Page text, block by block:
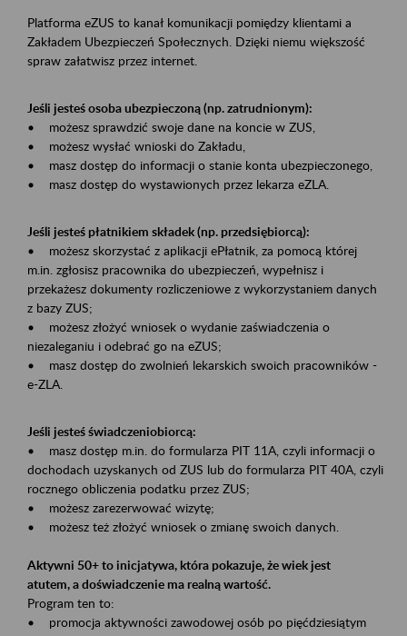
Platforma eZUS to kanał komunikacji pomiędzy klientami a
Zakładem Ubezpieczeń Społecznych. Dzięki niemu większość
spraw załatwisz przez internet.
Jeśli jesteś osoba ubezpieczoną (np. zatrudnionym):
• możesz sprawdzić swoje dane na koncie w ZUS,
• możesz wysłać wnioski do Zakładu,
• masz dostęp do informacji o stanie konta ubezpieczonego,
• masz dostęp do wystawionych przez lekarza eZLA.
Jeśli jesteś płatnikiem składek (np. przedsiębiorcą):
• możesz skorzystać z aplikacji ePłatnik, za pomocą której
m.in. zgłosisz pracownika do ubezpieczeń, wypełnisz i
przekażesz dokumenty rozliczeniowe z wykorzystaniem danych
z bazy ZUS;
• możesz złożyć wniosek o wydanie zaświadczenia o
niezaleganiu i odebrać go na eZUS;
• masz dostęp do zwolnień lekarskich swoich pracowników -
e-ZLA.
Jeśli jesteś świadczeniobiorcą:
• masz dostęp m.in. do formularza PIT 11A, czyli informacji o
dochodach uzyskanych od ZUS lub do formularza PIT 40A, czyli
rocznego obliczenia podatku przez ZUS;
• możesz zarezerwować wizytę;
• możesz też złożyć wniosek o zmianę swoich danych.
Aktywni 50+ to inicjatywa, która pokazuje, że wiek jest
atutem, a doświadczenie ma realną wartość.
Program ten to:
• promocja aktywności zawodowej osób po pięćdziesiątym